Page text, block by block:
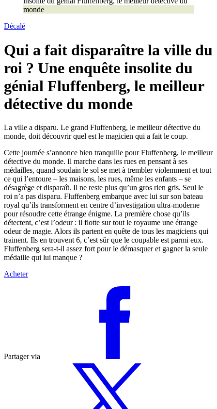
Décalé
Qui a fait disparaître la ville du
roi ? Une enquête insolite du
génial Fluffenberg, le meilleur
détective du monde
La ville a disparu. Le grand Fluffenberg, le meilleur détective du
monde, doit découvrir quel est le magicien qui a fait le coup.
Cette journée s’annonce bien tranquille pour Fluffenberg, le meilleur
détective du monde. Il marche dans les rues en pensant à ses
médailles, quand soudain le sol se met à trembler violemment et tout
ce qui l’entoure – les maisons, les rues, même les enfants – se
désagrège et disparaît. Il ne reste plus qu’un gros rien gris. Seul le
roi n’a pas disparu. Fluffenberg embarque avec lui sur son bateau
royal qu’ils transforment en centre d’investigation ultra-moderne
pour résoudre cette étrange énigme. La première chose qu’ils
détectent, c’est l’odeur : il flotte sur tout le royaume une étrange
odeur de magie. Alors ils partent en quête de tous les magiciens qui
trainent. Ils en trouvent 6, c’est sûr que le coupable est parmi eux.
Fluffenberg sera-t-il assez fort pour le démasquer et gagner la seule
médaille qui lui manque ?
Acheter
Partager via